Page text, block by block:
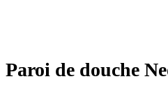
Paroi de douche